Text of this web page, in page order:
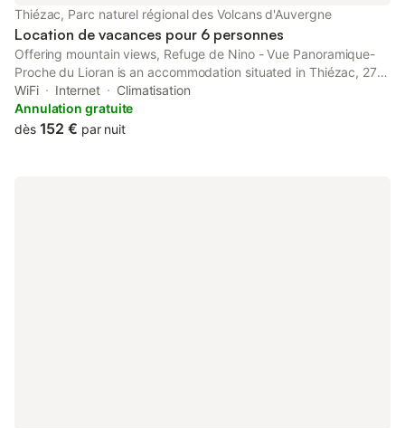
Thiézac, Parc naturel régional des Volcans d'Auvergne
Location de vacances pour 6 personnes
Offering mountain views, Refuge de Nino - Vue Panoramique-
Proche du Lioran is an accommodation situated in Thiézac, 27
km from Aurillac train station and 27 km from Cantal Auvergne
Stadium.
WiFi Internet
Climatisation
Annulation gratuite
dès 152 € par nuit